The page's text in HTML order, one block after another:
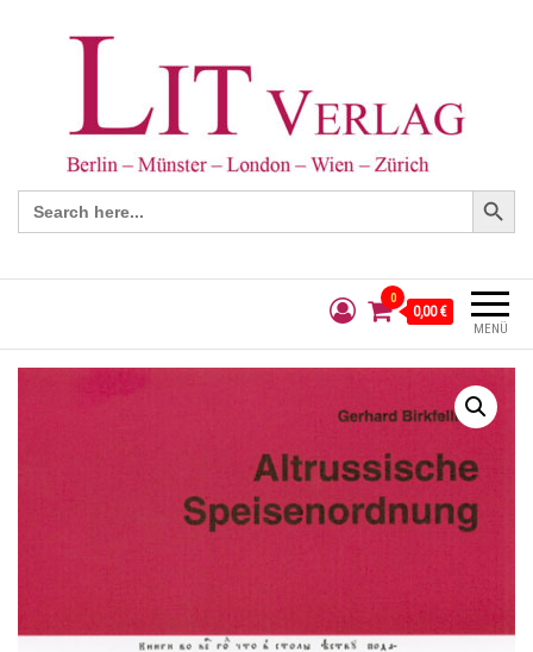
Search
for:
Search Button
MENÜ
0
0,00 €